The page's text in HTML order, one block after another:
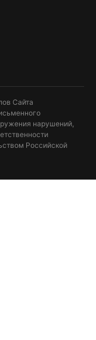
Сайта
нарушений,
Российской